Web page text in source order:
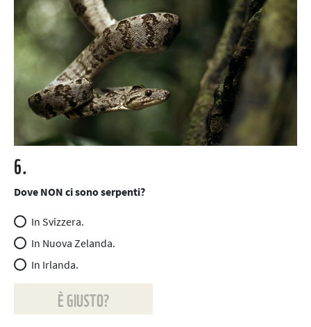
6.
Dove NON ci sono serpenti?
In Svizzera.
In Nuova Zelanda.
In Irlanda.
È GIUSTO?